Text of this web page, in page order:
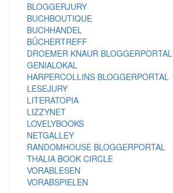
BLOGGERJURY
BUCHBOUTIQUE
BUCHHANDEL
BÜCHERTREFF
DROEMER KNAUR BLOGGERPORTAL
GENIALOKAL
HARPERCOLLINS BLOGGERPORTAL
LESEJURY
LITERATOPIA
LIZZYNET
LOVELYBOOKS
NETGALLEY
RANDOMHOUSE BLOGGERPORTAL
THALIA BOOK CIRCLE
VORABLESEN
VORABSPIELEN